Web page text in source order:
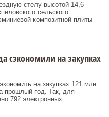
стелу высотой 14,6
сельского
композитной плиты
сэкономили на закупках
на закупках 121 млн
прошлый год. Так, для
792 электронных ...